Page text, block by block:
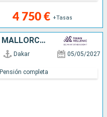
4 750 € +Tasas
SENEGAL, ECUADOR, BRASIL, MALLORCA, PORTUGAL
Dakar 05/05/2027
Pensión completa